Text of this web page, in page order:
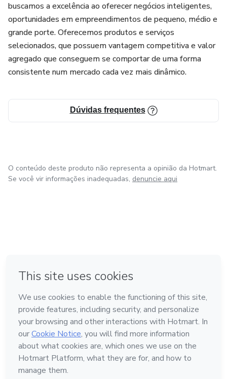
buscamos a excelência ao oferecer negócios inteligentes,
oportunidades em empreendimentos de pequeno, médio e
grande porte. Oferecemos produtos e serviços
selecionados, que possuem vantagem competitiva e valor
agregado que conseguem se comportar de uma forma
consistente num mercado cada vez mais dinâmico.
Dúvidas frequentes
O conteúdo deste produto não representa a opinião da Hotmart.
Se você vir informações inadequadas, denuncie aqui
Feito com ❤ na Cidade do México
Conheça a Hotmart
Idioma
Português